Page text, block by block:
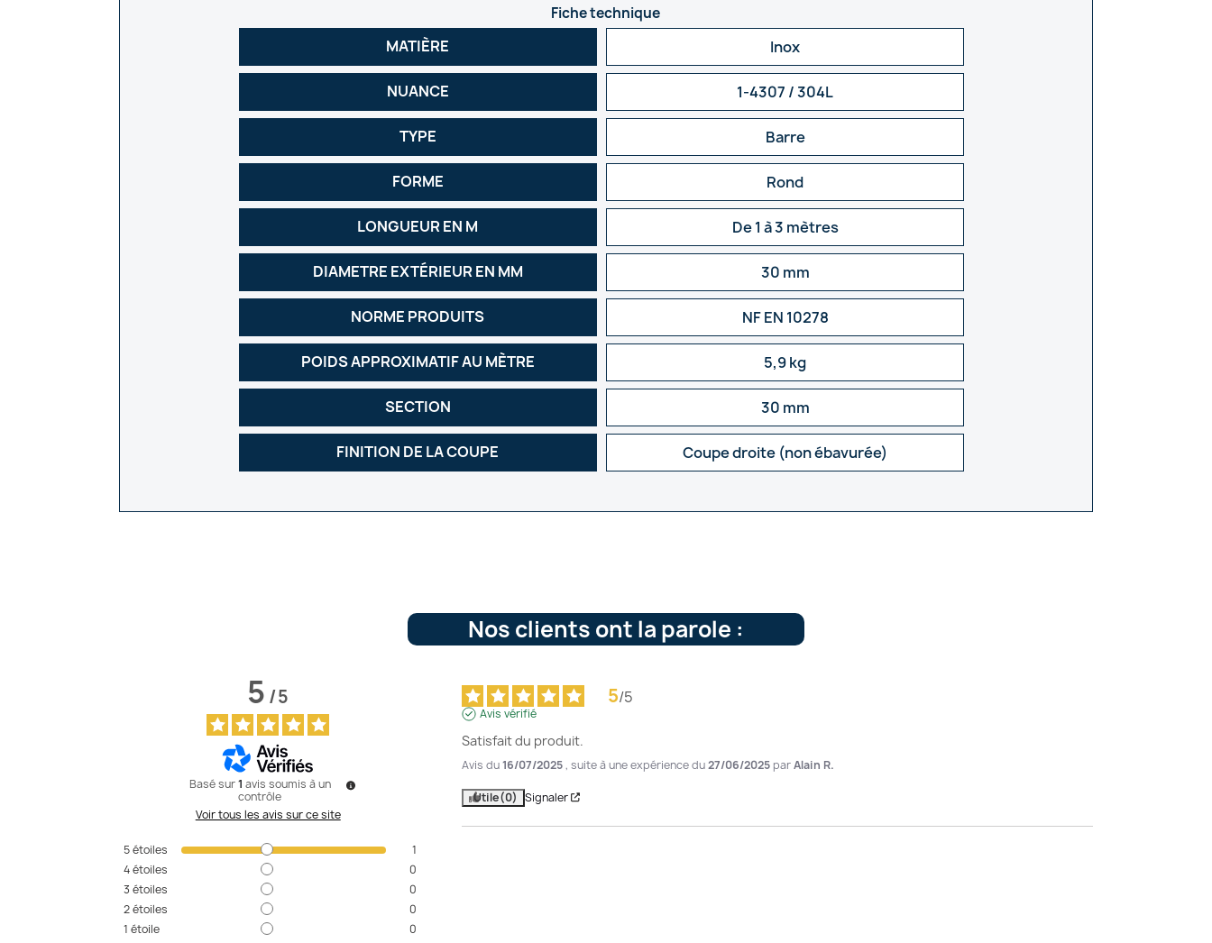
Fiche technique
MATIÈRE Inox
NUANCE 1-4307 / 304L
TYPE Barre
FORME Rond
LONGUEUR EN M De 1 à 3 mètres
DIAMETRE EXTÉRIEUR EN MM 30 mm
NORME PRODUITS NF EN 10278
POIDS APPROXIMATIF AU MÈTRE 5,9 kg
SECTION 30 mm
FINITION DE LA COUPE Coupe droite (non ébavurée)
Nos clients ont la parole :
5/5
Basé sur1 avis soumis à un
contrôle
Voir tous les avis sur ce site
5étoiles
1
4étoiles
0
3 étoiles
0
2étoiles
0
1 étoile 0
5/5
Avis vérifié
Satisfait du produit.
Avis du16/07/2025, suite à une expérience du27/06/2025 parAlain R.
Utile(0) Signaler